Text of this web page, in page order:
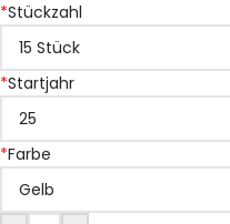
*Stückzahl
*Startjahr
*Farbe